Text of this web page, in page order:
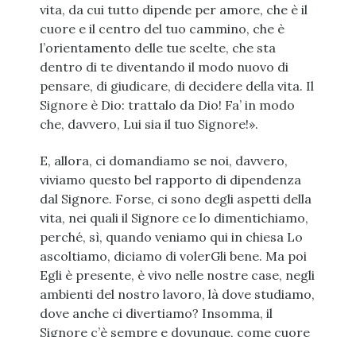
vita, da cui tutto dipende per amore, che è il
cuore e il centro del tuo cammino, che è
l’orientamento delle tue scelte, che sta
dentro di te diventando il modo nuovo di
pensare, di giudicare, di decidere della vita. Il
Signore è Dio: trattalo da Dio! Fa’ in modo
che, davvero, Lui sia il tuo Signore!».
E, allora, ci domandiamo se noi, davvero,
viviamo questo bel rapporto di dipendenza
dal Signore. Forse, ci sono degli aspetti della
vita, nei quali il Signore ce lo dimentichiamo,
perché, sì, quando veniamo qui in chiesa Lo
ascoltiamo, diciamo di volerGli bene. Ma poi
Egli è presente, è vivo nelle nostre case, negli
ambienti del nostro lavoro, là dove studiamo,
dove anche ci divertiamo? Insomma, il
Signore c’è sempre e dovunque, come cuore